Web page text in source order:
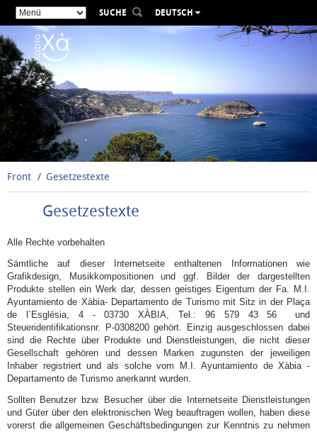
SUCHE
DEUTSCH
ESPAÑOL
FRANÇAIS
РУССКИЙ
Front Gesetzestexte
Gesetzestexte
Alle Rechte vorbehalten
Sämtliche auf dieser Internetseite enthaltenen Informationen wie
Grafikdesign, Musikkompositionen und ggf. Bilder der dargestellten
Produkte stellen ein Werk dar, dessen geistiges Eigentum der Fa. M.I.
Ayuntamiento de Xàbia- Departamento de Turismo mit Sitz in der Plaça
de l´Esglèsia, 4 - 03730 XÀBIA, Tel.: 96 579 43 56 und
Steueridentifikationsnr. P-0308200 gehört. Einzig ausgeschlossen dabei
sind die Rechte über Produkte und Dienstleistungen, die nicht dieser
Gesellschaft gehören und dessen Marken zugunsten der jeweiligen
Inhaber registriert und als solche vom M.I. Ayuntamiento de Xàbia -
Departamento de Turismo anerkannt wurden.
Sollten Benutzer bzw. Besucher über die Internetseite Dienstleistungen
und Güter über den elektronischen Weg beauftragen wollen, haben diese
vorerst die allgemeinen Geschäftsbedingungen zur Kenntnis zu nehmen